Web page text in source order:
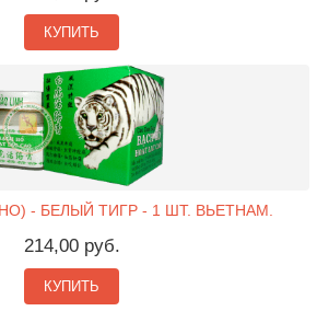
КУПИТЬ
- БЕЛЫЙ ТИГР - 1 ШТ. ВЬЕТНАМ.
214,00 руб.
КУПИТЬ